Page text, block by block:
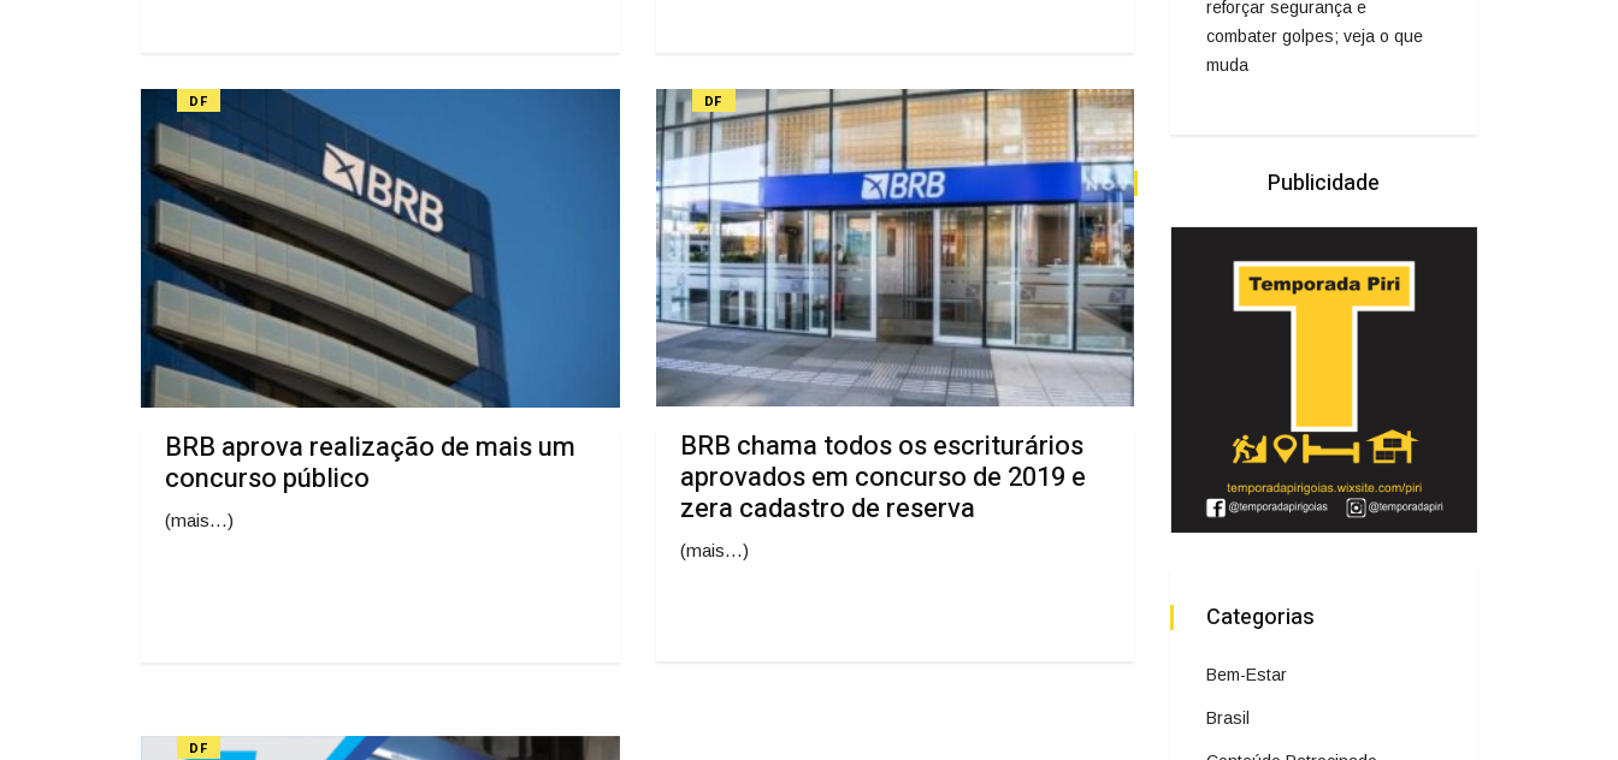
DF
BRB aprova realização de mais um
concurso público
(mais…)
DF
BRB chama todos os escriturários
aprovados em concurso de 2019 e
zera cadastro de reserva
(mais…)
DF
reforçar segurança e
combater golpes; veja o que
muda
Publicidade
Categorias
Bem-Estar
Brasil